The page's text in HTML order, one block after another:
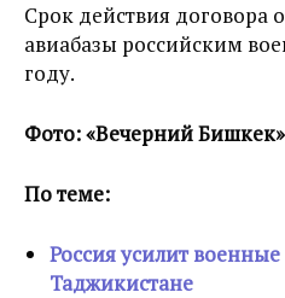
Срок действия договора
авиабазы российским
году.
Фото: «Вечерний Бишкек»
По теме:
Россия усилит
Таджикистане